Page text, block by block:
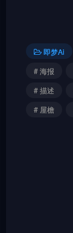
即梦Ai
# 海报
# 描述
# 屋檐